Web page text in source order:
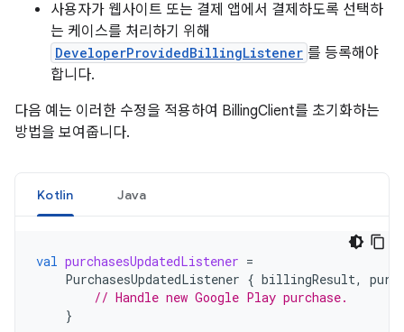
사용자가 웹사이트 또는 결제 앱에서 결제하도록 선택하
는 케이스를 처리하기 위해
DeveloperProvidedBillingListener 를 등록해야
합니다.
다음 예는 이러한 수정을 적용하여 BillingClient를 초기화하는
방법을 보여줍니다.
Kotlin Java
val purchasesUpdatedListener =
PurchasesUpdatedListener { billingResult,
// Handle new Google Play purchase.
}